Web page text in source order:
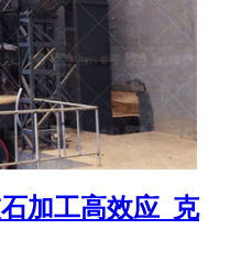
加工高效应_克